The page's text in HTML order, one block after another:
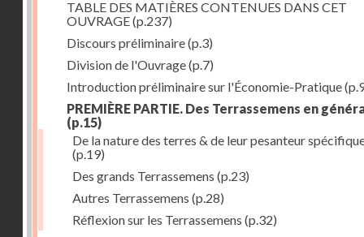
TABLE DES MATIÈRES CONTENUES DANS CET
OUVRAGE(p.237)
Discours préliminaire(p.3)
Division de l'Ouvrage(p.7)
Introduction préliminaire sur l'Économie-Pratique
PREMIÈRE PARTIE. Des Terrassemens en
(p.15)
De la nature des terres & de leur pesanteur
(p.19)
Des grands Terrassemens (p.23)
Autres Terrassemens (p.28)
Réflexion sur les Terrassemens (p.32)